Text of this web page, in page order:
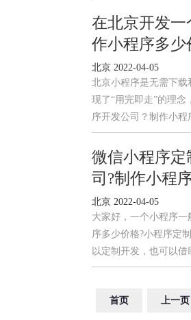
在北京开发一
作小程序多少
北京 2022-04-05
北京小程序是无需下载
现了“用完即走”的理
序开发公司？制作小
微信小程序
司?制作小程
北京 2022-04-05
大家好，一个小程序
序多少价格?小程序定
以定制开发，也可以
首页 上一页